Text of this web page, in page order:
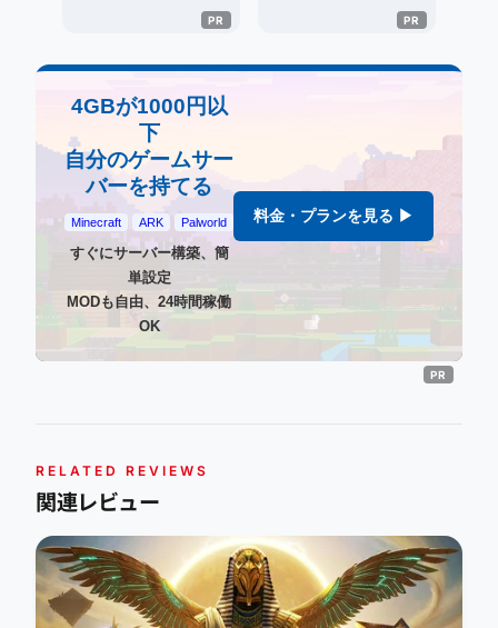
4GBが1000円以
下
自分のゲームサー
バーを持てる
Minecraft ARK Palworld
すぐにサーバー構築、簡
単設定
MODも自由、24時間稼働
OK
料金・プランを見る ▶
RELATED REVIEWS
関連レビュー